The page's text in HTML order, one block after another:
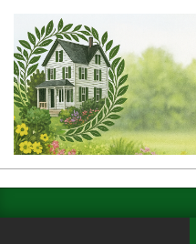
content
CASA
E
Navigation